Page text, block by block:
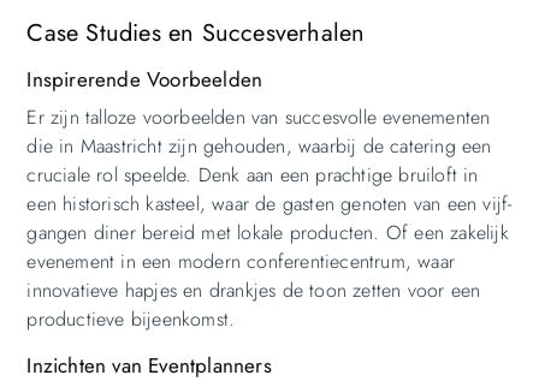
Case Studies en Succesverhalen
Inspirerende Voorbeelden
Er zijn talloze voorbeelden van succesvolle evenementen
die in Maastricht zijn gehouden, waarbij de catering een
cruciale rol speelde. Denk aan een prachtige bruiloft in
een historisch kasteel, waar de gasten genoten van een vijf-
gangen diner bereid met lokale producten. Of een zakelijk
evenement in een modern conferentiecentrum, waar
innovatieve hapjes en drankjes de toon zetten voor een
productieve bijeenkomst.
Inzichten van Eventplanners